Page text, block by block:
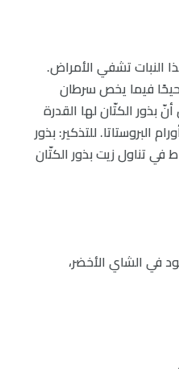
النبات تشفي الأمراض.
فيما يخص سرطان
بذور الكتّان لها القدرة
البروستاتا. للتذكير: بذور
في تناول زيت بذور الكتّان
في الشاي الأخضر،